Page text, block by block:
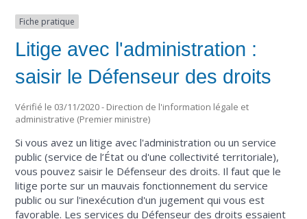
Fiche pratique
Litige avec l'administration :
saisir le Défenseur des droits
Vérifié le 03/11/2020 - Direction de l'information légale et
administrative (Premier ministre)
Si vous avez un litige avec l'administration ou un service
public (service de l’État ou d'une collectivité territoriale),
vous pouvez saisir le Défenseur des droits. Il faut que le
litige porte sur un mauvais fonctionnement du service
public ou sur l'inexécution d'un jugement qui vous est
favorable. Les services du Défenseur des droits essaient